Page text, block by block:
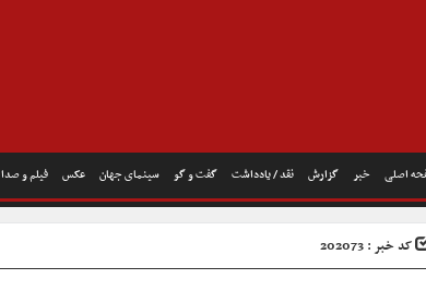
اصلی خبر گزارش نقد / یادداشت گفت و گو سینمای جهان عکس فیلم و صدا
کد خبر : 202073